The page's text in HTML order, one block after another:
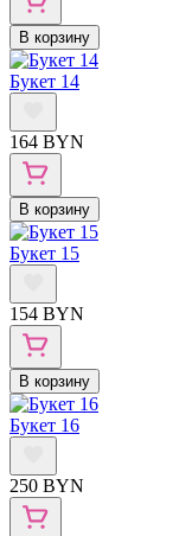
В корзину
Букет 14
164 BYN
В корзину
Букет 15
154 BYN
В корзину
Букет 16
250 BYN